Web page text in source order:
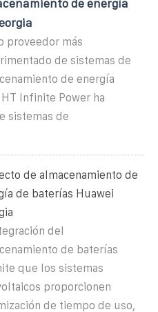
de energía
proveedor más
de sistemas de
de energía
Infinite Power ha
sistemas de
de almacenamiento de
de baterías Huawei
del
de baterías
que los sistemas
proporcionen
de tiempo de uso,